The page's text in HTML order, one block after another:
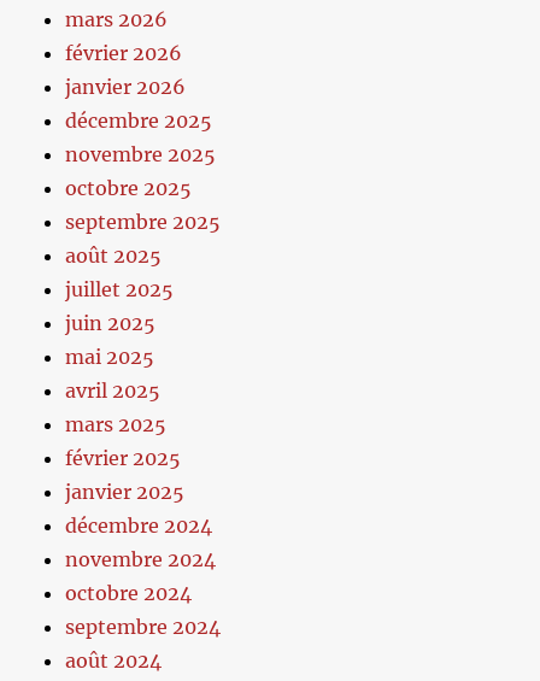
mars 2026
février 2026
janvier 2026
décembre 2025
novembre 2025
octobre 2025
septembre 2025
août 2025
juillet 2025
juin 2025
mai 2025
avril 2025
mars 2025
février 2025
janvier 2025
décembre 2024
novembre 2024
octobre 2024
septembre 2024
août 2024